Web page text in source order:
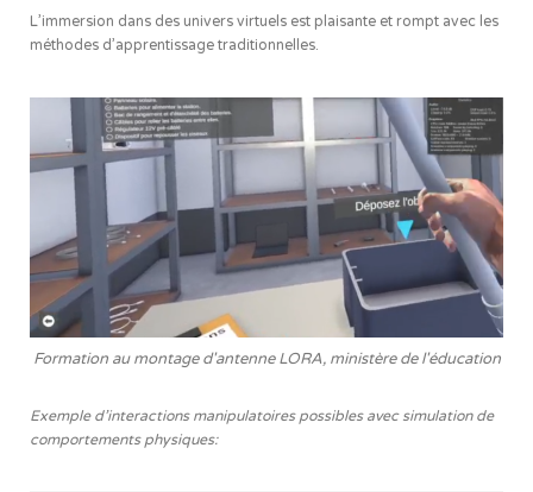
L’immersion dans des univers virtuels est plaisante et rompt avec les
méthodes d’apprentissage traditionnelles.
Formation au montage d'antenne LORA, ministère de l'éducation
Exemple d’interactions manipulatoires possibles avec simulation de
comportements physiques: